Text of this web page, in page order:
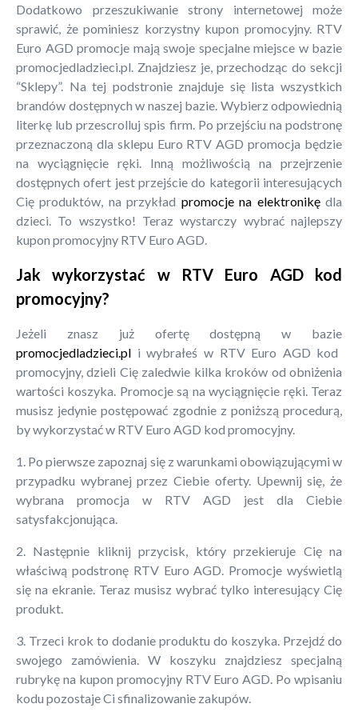
Dodatkowo przeszukiwanie strony internetowej może
sprawić, że pominiesz korzystny kupon promocyjny. RTV
Euro AGD promocje mają swoje specjalne miejsce w bazie
promocjedladzieci.pl. Znajdziesz je, przechodząc do sekcji
“Sklepy”. Na tej podstronie znajduje się lista wszystkich
brandów dostępnych w naszej bazie. Wybierz odpowiednią
literkę lub przescrolluj spis firm. Po przejściu na podstronę
przeznaczoną dla sklepu Euro RTV AGD promocja będzie
na wyciągnięcie ręki. Inną możliwością na przejrzenie
dostępnych ofert jest przejście do kategorii interesujących
Cię produktów, na przykład promocje na elektronikędla
dzieci. To wszystko! Teraz wystarczy wybrać najlepszy
kupon promocyjny RTV Euro AGD.
Jak wykorzystać w RTV Euro AGD kod
promocyjny?
Jeżeli znasz już ofertę dostępną w bazie
promocjedladzieci.pl i wybrałeś w RTV Euro AGD kod
promocyjny, dzieli Cię zaledwie kilka kroków od obniżenia
wartości koszyka. Promocje są na wyciągnięcie ręki. Teraz
musisz jedynie postępować zgodnie z poniższą procedurą,
by wykorzystać w RTV Euro AGD kod promocyjny.
1. Po pierwsze zapoznaj się z warunkami obowiązującymi w
przypadku wybranej przez Ciebie oferty. Upewnij się, że
wybrana promocja w RTV AGD jest dla Ciebie
satysfakcjonująca.
2. Następnie kliknij przycisk, który przekieruje Cię na
właściwą podstronę RTV Euro AGD. Promocje wyświetlą
się na ekranie. Teraz musisz wybrać tylko interesujący Cię
produkt.
3. Trzeci krok to dodanie produktu do koszyka. Przejdź do
swojego zamówienia. W koszyku znajdziesz specjalną
rubrykę na kupon promocyjny RTV Euro AGD. Po wpisaniu
kodu pozostaje Ci sfinalizowanie zakupów.